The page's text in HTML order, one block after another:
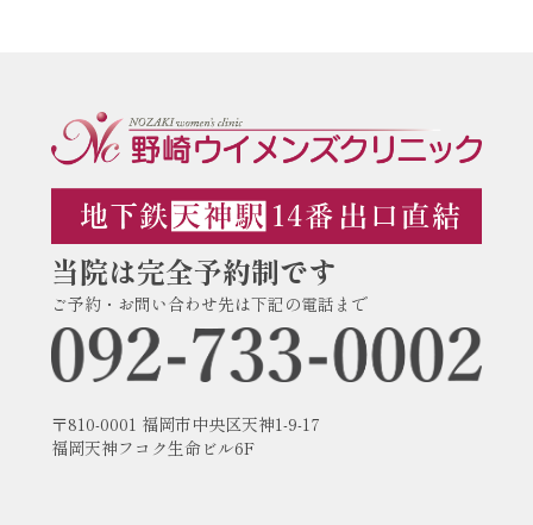
当院は完全予約制です
ご予約・お問い合わせ先は下記の電話まで
〒810-0001 福岡市中央区天神1-9-17
福岡天神フコク生命ビル6F